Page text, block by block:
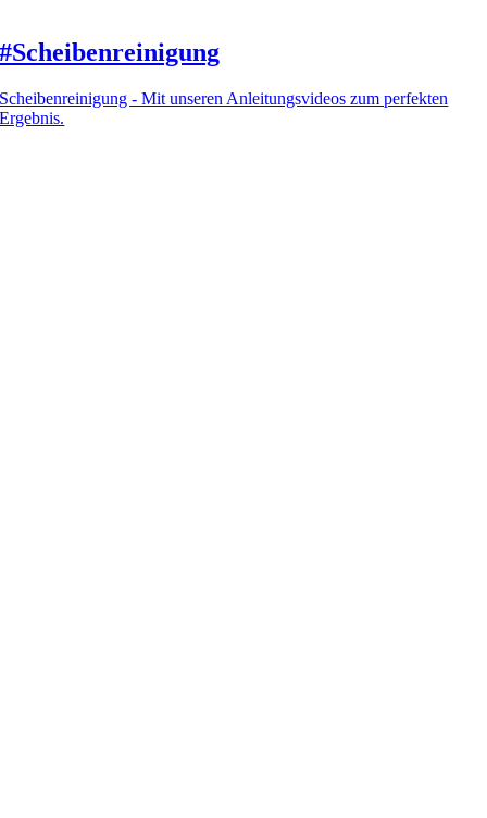
#Scheibenreinigung
Scheibenreinigung - Mit unseren Anleitungsvideos zum perfekten
Ergebnis.